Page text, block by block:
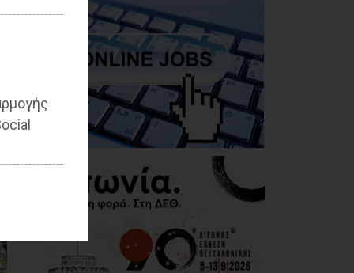
επιπτώσεις στην
εισφορά σε χρήμα
των πολιτών»
07/08/2026
Βασιλόπουλος:
«Λυπηρό και
επικίνδυνο: Έλλειψη
απαρτίας στο
Δημοτικό Συμβούλιο
λόγω σκόπιμης
ανικανότητας της
Δημοτικής Αρχής»
07/08/2026
Καρράς για Διοίκηση
Αηδόνη: Παραμύθια
και χάντρες προς
Ιθαγενείς... (photos)